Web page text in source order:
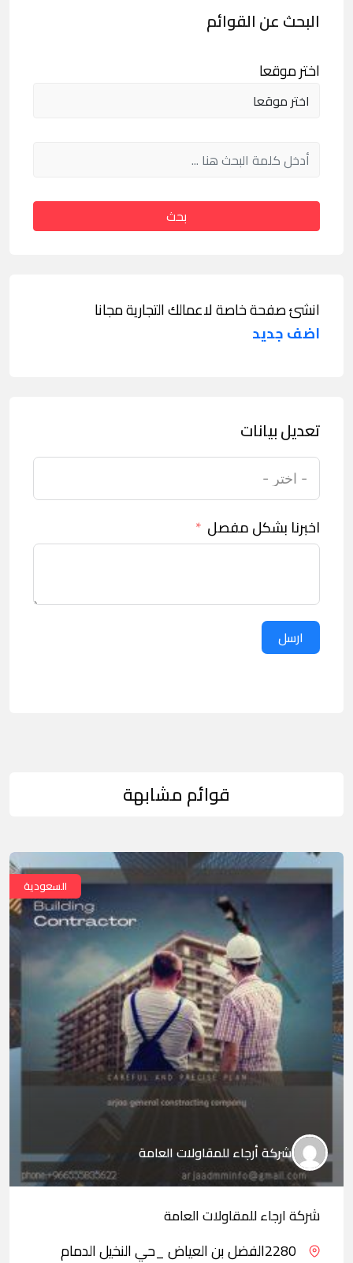
البحث عن القوائم
اختر موقعا
بحث
انشئ صفحة خاصة لاعمالك التجارية مجانا
اضف جديد
تعديل بيانات
اخبرنا بشكل مفصل
ارسل
قوائم مشابهة
السعودية
شركة أرجاء للمقاولات العامة
شركة ارجاء للمقاولات العامة
2280الفضل بن العياض _حي النخيل الدمام